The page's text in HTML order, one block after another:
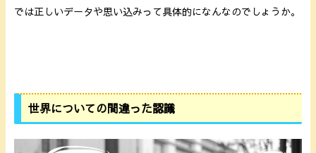
では正しいデータや思い込みって具体的になんなのでしょうか。
世界についての間違った認識